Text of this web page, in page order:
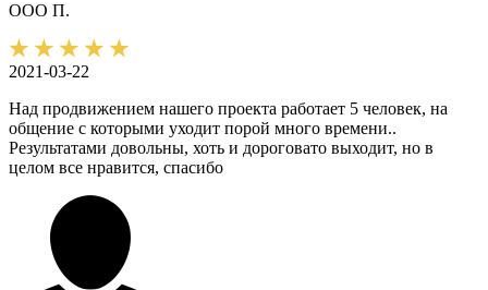
ООО П.
2021-03-22
Над продвижением нашего проекта работает 5 человек, на
общение с которыми уходит порой много времени..
Результатами довольны, хоть и дороговато выходит, но в
целом все нравится, спасибо